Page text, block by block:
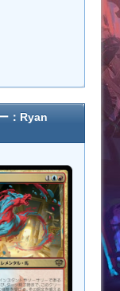
：Ryan